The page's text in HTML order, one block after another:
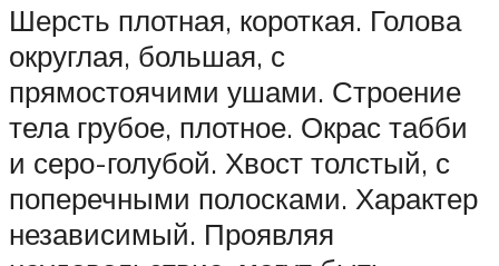
Шерсть плотная, короткая. Голова
округлая, большая, с
прямостоячими ушами. Строение
тела грубое, плотное. Окрас табби
и серо-голубой. Хвост толстый, с
поперечными полосками. Характер
независимый. Проявляя